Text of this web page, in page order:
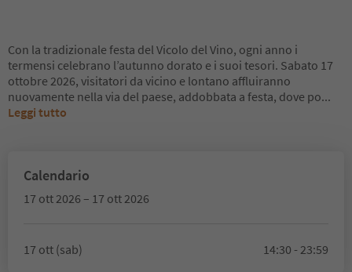
Con la tradizionale festa del Vicolo del Vino, ogni anno i
termensi celebrano l’autunno dorato e i suoi tesori. Sabato 17
ottobre 2026, visitatori da vicino e lontano affluiranno
nuovamente nella via del paese, addobbata a festa, dove po...
Leggi tutto
Calendario
17 ott 2026 – 17 ott 2026
17 ott (sab) 14:30 - 23:59